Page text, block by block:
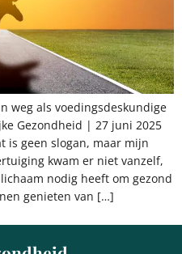
weg als voedingsdeskundige
Gezondheid | 27 juni 2025
is geen slogan, maar mijn
kwam er niet vanzelf,
nodig heeft om gezond
genieten van […]